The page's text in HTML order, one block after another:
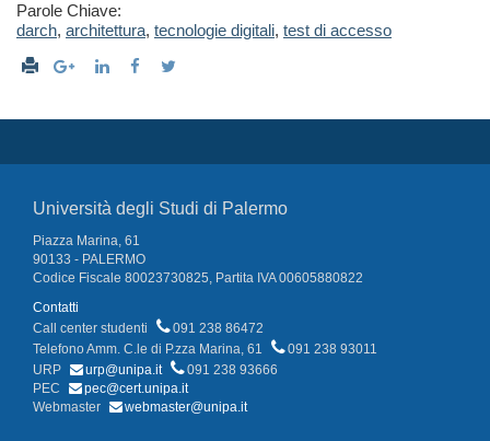
Parole Chiave:
darch, architettura, tecnologie digitali, test di accesso
Università degli Studi di Palermo
Piazza Marina, 61
90133 - PALERMO
Codice Fiscale 80023730825, Partita IVA 00605880822
Contatti
Call center studenti
091 238 86472
Telefono Amm. C.le di P.zza Marina, 61
091 238 93011
URP
urp@unipa.it
091 238 93666
PEC
pec@cert.unipa.it
Webmaster
webmaster@unipa.it